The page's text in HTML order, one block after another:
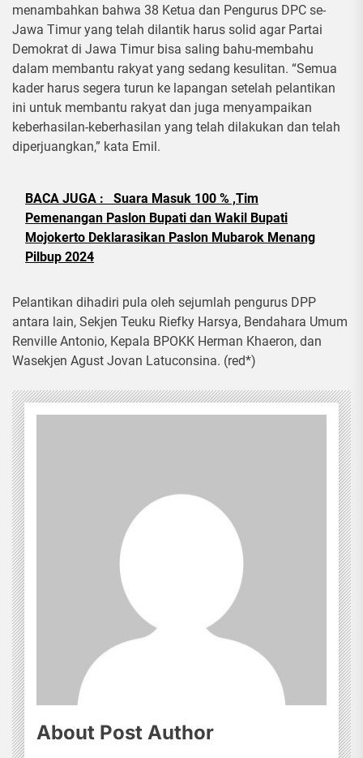
menambahkan bahwa 38 Ketua dan Pengurus DPC se-
Jawa Timur yang telah dilantik harus solid agar Partai
Demokrat di Jawa Timur bisa saling bahu-membahu
dalam membantu rakyat yang sedang kesulitan. “Semua
kader harus segera turun ke lapangan setelah pelantikan
ini untuk membantu rakyat dan juga menyampaikan
keberhasilan-keberhasilan yang telah dilakukan dan telah
diperjuangkan,” kata Emil.
BACA JUGA :
Suara Masuk 100 % ,Tim
Pemenangan Paslon Bupati dan Wakil Bupati
Mojokerto Deklarasikan Paslon Mubarok Menang
Pilbup 2024
Pelantikan dihadiri pula oleh sejumlah pengurus DPP
antara lain, Sekjen Teuku Riefky Harsya, Bendahara Umum
Renville Antonio, Kepala BPOKK Herman Khaeron, dan
Wasekjen Agust Jovan Latuconsina. (red*)
About Post Author